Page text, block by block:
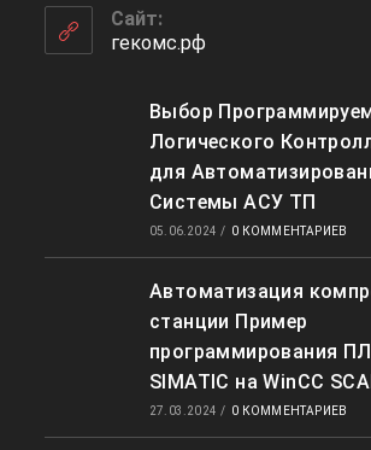
приложении
Сайт:
гекомс.рф
Выбор
Логического
для
Системы АСУ ТП
05.06.2024 / 0 КОММЕНТАРИЕВ
Автоматизация
станции Пример
программирования
SIMATIC на WinCC
27.03.2024 / 0 КОММЕНТАРИЕВ